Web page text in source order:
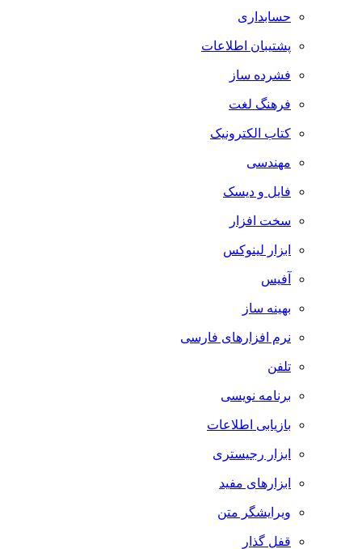
حسابداری
پشتیبان اطلاعات
فشرده ساز
فرهنگ لغت
کتاب الکترونیک
مهندسی
فایل و دیسک
سخت افزار
ابزار لینوکس
آفیس
بهینه ساز
نرم افزارهای فارسی
تلفن
برنامه نویسی
بازیابی اطلاعات
ابزار رجیستری
ابزارهای مفید
ویرایشگر متن
قفل گذار